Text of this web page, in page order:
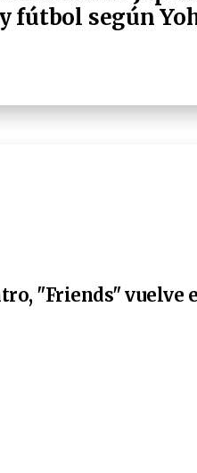
fútbol según
"Friends" vuelve